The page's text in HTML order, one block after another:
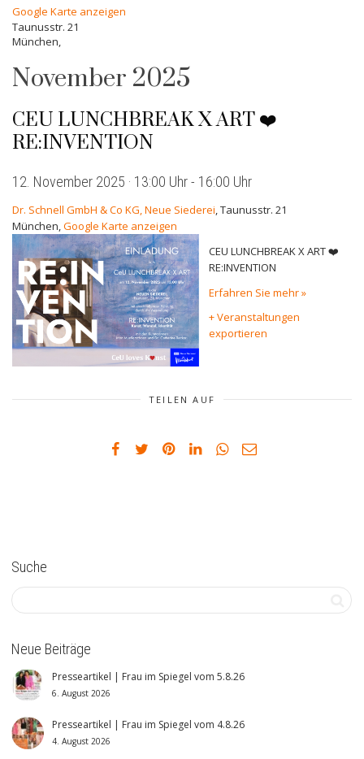
Google Karte anzeigen
Taunusstr. 21
München,
November 2025
CEU LUNCHBREAK X ART ❤️
RE:INVENTION
12. November 2025 · 13:00 Uhr- 16:00 Uhr
Dr. Schnell GmbH & Co KG, Neue Siederei,Taunusstr. 21
München,Google Karte anzeigen
CEU LUNCHBREAK X ART ❤️
RE:INVENTION
Erfahren Sie mehr »
+ Veranstaltungen
exportieren
TEILEN AUF
Suche
Neue Beiträge
Presseartikel | Frau im Spiegel vom 5.8.26
6. August 2026
Presseartikel | Frau im Spiegel vom 4.8.26
4. August 2026